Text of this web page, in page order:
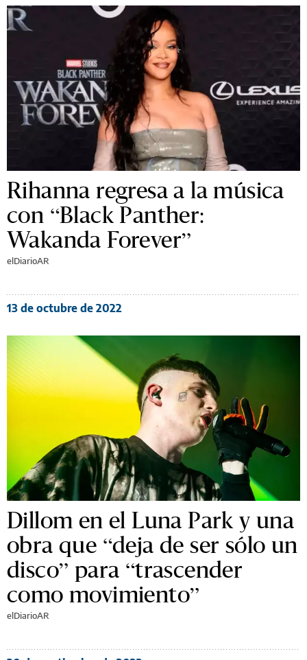
Rihanna regresa a la música
con “Black Panther:
Wakanda Forever”
elDiarioAR
13 de octubre de 2022
Dillom en el Luna Park y una
obra que “deja de ser sólo un
disco” para “trascender
como movimiento”
elDiarioAR